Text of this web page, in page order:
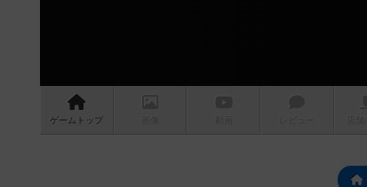
ゲーム トップ